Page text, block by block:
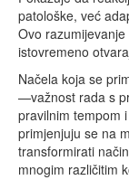
patološke, već
Ovo
istovremeno
Načela koja se
—važnost rada s
pravilnim tempom
primjenjuju se na
transformirati
mnogim različitim